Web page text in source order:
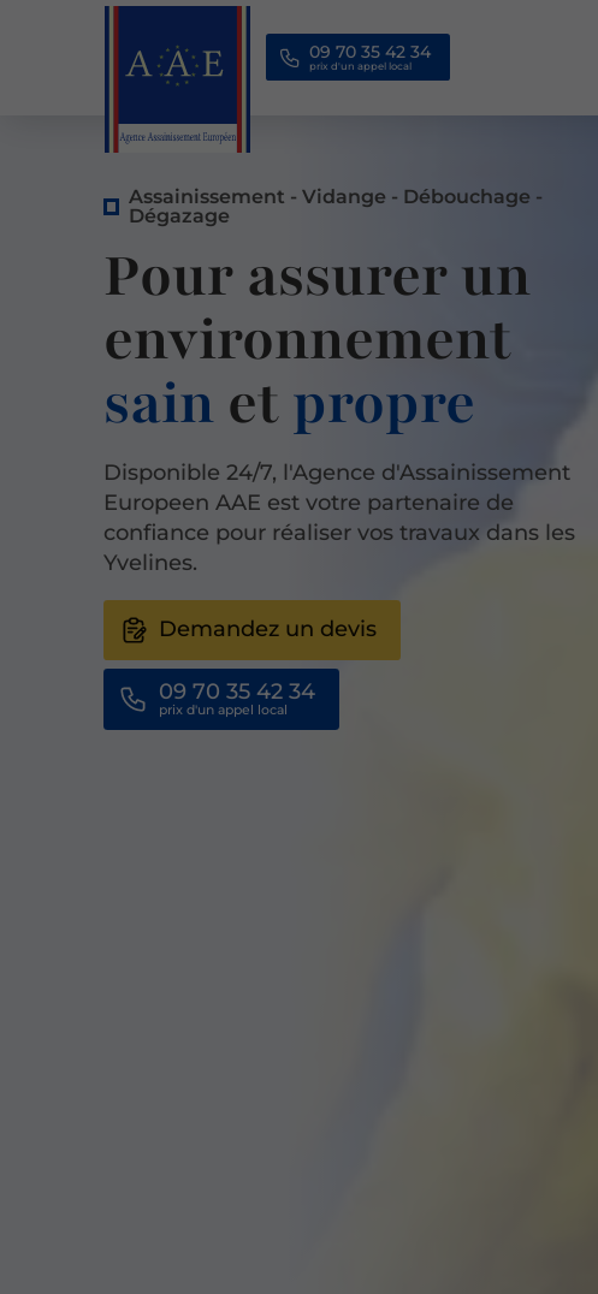
09 70 35 42 34
Assainissement - Vidange - Débouchage -
Dégazage
Pour assurer un
environnement
sainetpropre
Disponible 24/7, l'Agence d'Assainissement
Europeen AAE est votre partenaire de
confiance pour réaliser vos travaux dans les
Yvelines.
Demandez un devis
09 70 35 42 34